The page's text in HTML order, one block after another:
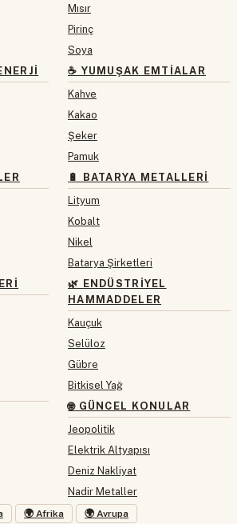
Mısır
Pirinç
Soya
☕ YUMUŞAK EMTIALAR
Kahve
Kakao
Şeker
Pamuk
🔋 BATARYA METALLERI
Lityum
Kobalt
Nikel
Batarya Şirketleri
🌿 ENDÜSTRIYEL
HAMMADDELER
Kauçuk
Selüloz
Gübre
Bitkisel Yağ
🌐 GÜNCEL KONULAR
Jeopolitik
Elektrik Altyapısı
Deniz Nakliyat
Nadir Metaller
🌍 Afrika 🌍 Avrupa